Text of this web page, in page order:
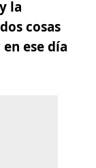
la
cosas
ese día